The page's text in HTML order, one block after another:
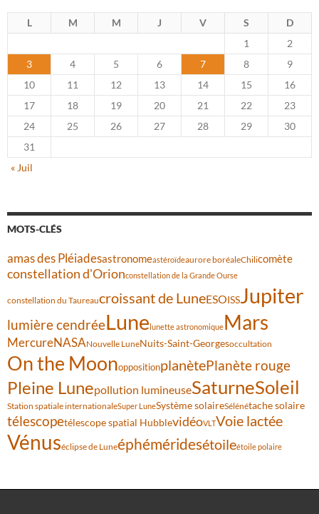
L M M J V S
D
1
2
3
4 5 6 7 8
9
10
11 12 13 14 15
16
17
18 19 20 21 22
23
24
25 26 27 28 29
30
31
« Juil
MOTS-CLÉS
amas des Pléiadesastronomeastéroïdeaurore boréaleChilicomète
constellation d'Orionconstellation de la Grande Ourse
constellation du Taureaucroissant de LuneESOISSJupiter
lumière cendréeLune lunette astronomiqueMars
MercureNASANouvelle LuneNuits-Saint-Georgesoccultation
On the MoonoppositionplanètePlanète rouge
Pleine Lunepollution lumineuseSaturneSoleil
Station spatiale internationaleSuper LuneSystème solaireSélénétache solaire
télescopetélescope spatial HubblevidéoVLTVoie lactée
Vénuséclipse de Luneéphéméridesétoileétoile polaire